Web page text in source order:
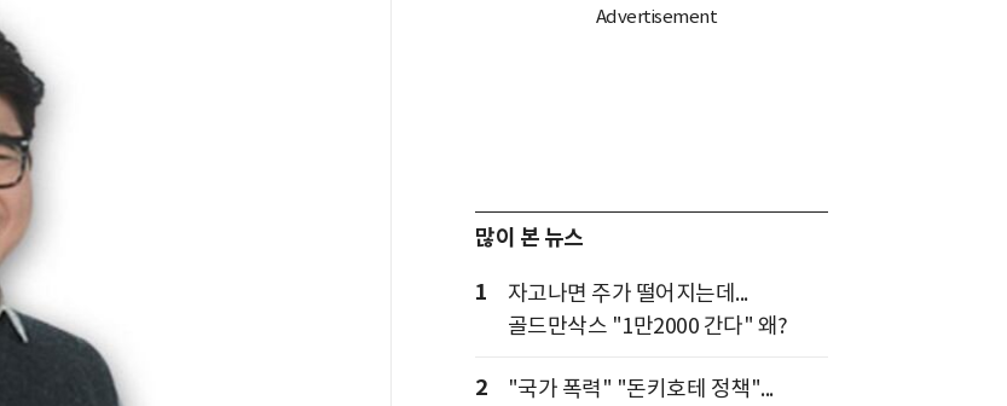
많이 본 뉴스
1
자고나면 주가 떨어지는데...
골드만삭스 "1만2000 간다" 왜?
2
"국가 폭력" "돈키호테 정책"...